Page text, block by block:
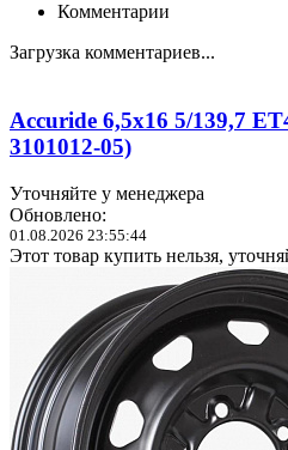
Комментарии
Загрузка комментариев...
Accuride 6,5x16 5/139,7
3101012-05)
Уточняйте у менеджера
Обновлено:
01.08.2026 23:55:44
Этот товар купить нельзя,